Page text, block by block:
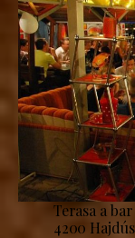
Terasa a
4200